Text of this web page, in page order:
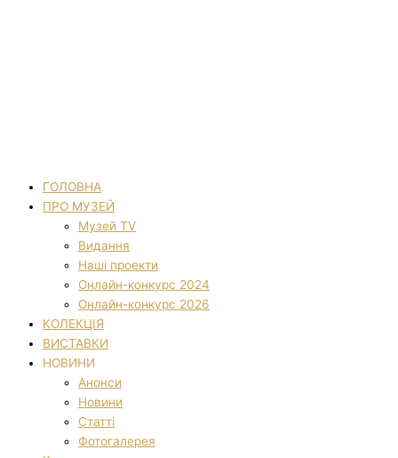
ГОЛОВНА
ПРО МУЗЕЙ
Музей TV
Видання
Наші проекти
Онлайн-конкурс 2024
Онлайн-конкурс 2026
КОЛЕКЦІЯ
ВИСТАВКИ
НОВИНИ
Анонси
Новини
Статті
Фотогалерея